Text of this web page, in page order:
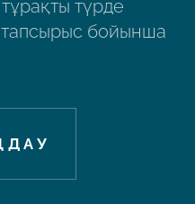
түрде
бойынша